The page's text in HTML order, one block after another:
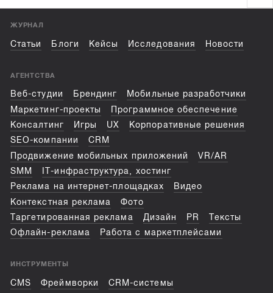
ЖУРНАЛ
Статьи Блоги Кейсы Исследования Новости
АГЕНТСТВА
Веб-студии Брендинг
Мобильные разработчики
Маркетинг-проекты
Программное обеспечение
Консалтинг
Игры UX
Корпоративные решения
SEO-компании
CRM
Продвижение мобильных приложений
VR/AR
SMM
IT-инфраструктура, хостинг
Реклама на интернет-площадках
Видео
Контекстная реклама
Фото
Таргетированная реклама
Дизайн PR
Тексты
Офлайн-реклама
Работа с маркетплейсами
ИНСТРУМЕНТЫ
CMS Фреймворки
CRM-системы